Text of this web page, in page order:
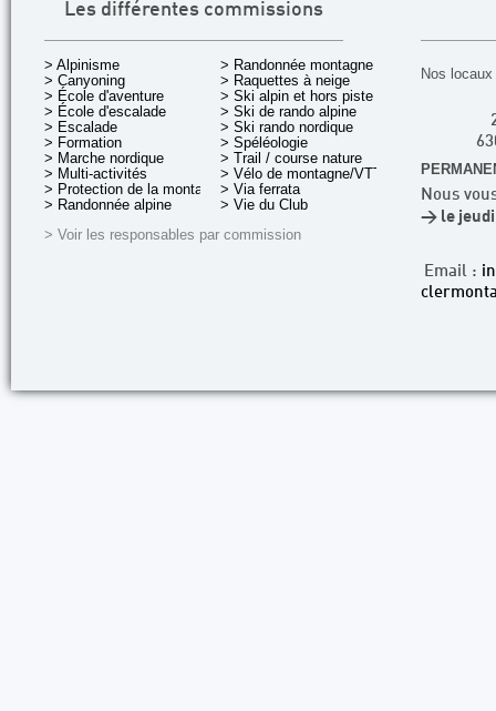
Les différentes commissions
> Alpinisme
> Canyoning
> École d'aventure
> École d'escalade
> Escalade
> Formation
> Marche nordique
> Multi-activités
> Protection de la montagne
> Randonnée alpine
> Randonnée montagne
> Raquettes à neige
> Ski alpin et hors piste
> Ski de rando alpine
> Ski rando nordique
> Spéléologie
> Trail / course nature
> Vélo de montagne/VTT
> Via ferrata
> Vie du Club
> Voir les responsables par commission
Nos
Nous
> le jeudi
Email :